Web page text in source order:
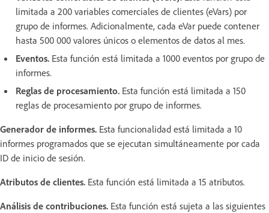
limitada a 200 variables comerciales de clientes (eVars) por
grupo de informes. Adicionalmente, cada eVar puede contener
hasta 500 000 valores únicos o elementos de datos al mes.
Eventos. Esta función está limitada a 1000 eventos por grupo de
informes.
Reglas de procesamiento. Esta función está limitada a 150
reglas de procesamiento por grupo de informes.
Generador de informes. Esta funcionalidad está limitada a 10
informes programados que se ejecutan simultáneamente por cada
ID de inicio de sesión.
Atributos de clientes. Esta función está limitada a 15 atributos.
Análisis de contribuciones. Esta función está sujeta a las siguientes